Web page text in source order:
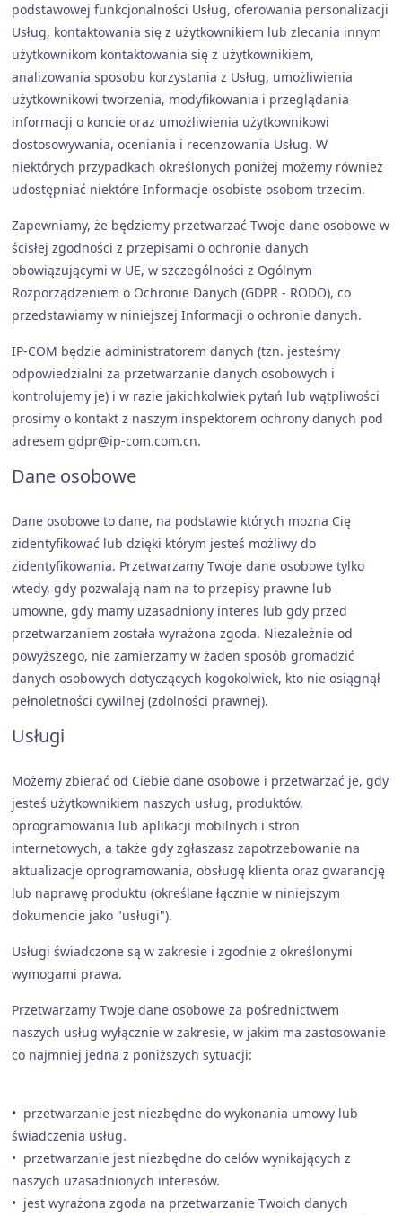
podstawowej funkcjonalności Usług, oferowania personalizacji
Usług, kontaktowania się z użytkownikiem lub zlecania innym
użytkownikom kontaktowania się z użytkownikiem,
analizowania sposobu korzystania z Usług, umożliwienia
użytkownikowi tworzenia, modyfikowania i przeglądania
informacji o koncie oraz umożliwienia użytkownikowi
dostosowywania, oceniania i recenzowania Usług. W
niektórych przypadkach określonych poniżej możemy również
udostępniać niektóre Informacje osobiste osobom trzecim.
Zapewniamy, że będziemy przetwarzać Twoje dane osobowe w
ścisłej zgodności z przepisami o ochronie danych
obowiązującymi w UE, w szczególności z Ogólnym
Rozporządzeniem o Ochronie Danych (GDPR - RODO), co
przedstawiamy w niniejszej Informacji o ochronie danych.
IP-COM będzie administratorem danych (tzn. jesteśmy
odpowiedzialni za przetwarzanie danych osobowych i
kontrolujemy je) i w razie jakichkolwiek pytań lub wątpliwości
prosimy o kontakt z naszym inspektorem ochrony danych pod
adresem gdpr@ip-com.com.cn.
Dane osobowe
Dane osobowe to dane, na podstawie których można Cię
zidentyfikować lub dzięki którym jesteś możliwy do
zidentyfikowania. Przetwarzamy Twoje dane osobowe tylko
wtedy, gdy pozwalają nam na to przepisy prawne lub
umowne, gdy mamy uzasadniony interes lub gdy przed
przetwarzaniem została wyrażona zgoda. Niezależnie od
powyższego, nie zamierzamy w żaden sposób gromadzić
danych osobowych dotyczących kogokolwiek, kto nie osiągnął
pełnoletności cywilnej (zdolności prawnej).
Usługi
Możemy zbierać od Ciebie dane osobowe i przetwarzać je, gdy
jesteś użytkownikiem naszych usług, produktów,
oprogramowania lub aplikacji mobilnych i stron
internetowych, a także gdy zgłaszasz zapotrzebowanie na
aktualizacje oprogramowania, obsługę klienta oraz gwarancję
lub naprawę produktu (określane łącznie w niniejszym
dokumencie jako "usługi").
Usługi świadczone są w zakresie i zgodnie z określonymi
wymogami prawa.
Przetwarzamy Twoje dane osobowe za pośrednictwem
naszych usług wyłącznie w zakresie, w jakim ma zastosowanie
co najmniej jedna z poniższych sytuacji:
• przetwarzanie jest niezbędne do wykonania umowy lub
świadczenia usług.
• przetwarzanie jest niezbędne do celów wynikających z
naszych uzasadnionych interesów.
• jest wyrażona zgoda na przetwarzanie Twoich danych